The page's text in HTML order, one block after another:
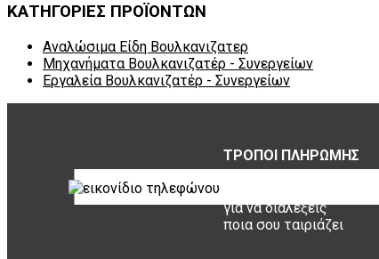
ΚΑΤΗΓΟΡΙΕΣ ΠΡΟΪΟΝΤΩΝ
Αναλώσιμα Είδη Βουλκανιζατερ
Μηχανήματα Βουλκανιζατέρ - Συνεργείων
Εργαλεία Βουλκανιζατέρ - Συνεργείων
ΤΡΟΠΟΙ ΠΛΗΡΩΜΗΣ
για να διαλέξεις
ποια σου ταιριάζει